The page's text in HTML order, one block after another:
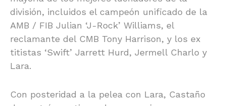
división, incluidos el campeón unificado de la
AMB / FIB Julian ‘J-Rock’ Williams, el
reclamante del CMB Tony Harrison, y los ex
titistas ‘Swift’ Jarrett Hurd, Jermell Charlo y
Lara.
Con posteridad a la pelea con Lara, Castaño